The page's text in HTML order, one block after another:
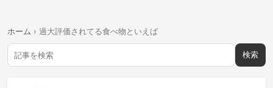
ホーム › 過大評価されてる食べ物といえば
検索